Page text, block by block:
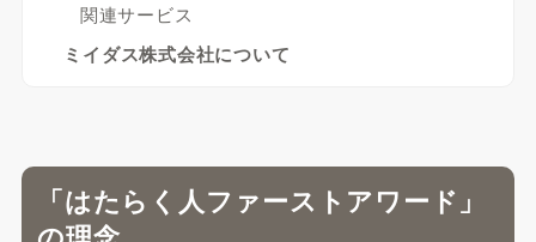
関連サービス
ミイダス株式会社について
「はたらく人ファーストアワード」